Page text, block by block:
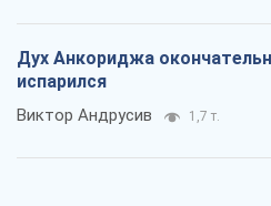
Дух Анкориджа
испарился
Виктор Андрусив 1,7 т.